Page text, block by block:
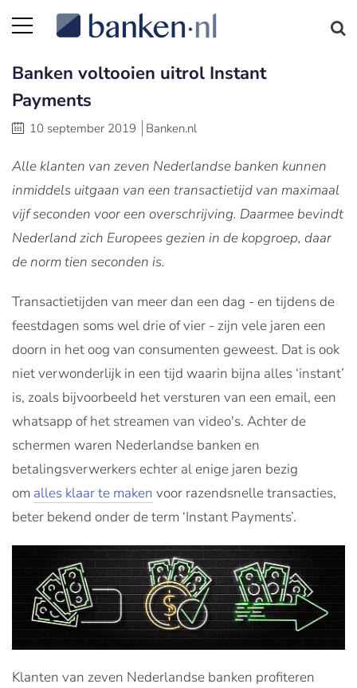
Banken voltooien uitrol Instant
Payments
10 september 2019 Banken.nl
Alle klanten van zeven Nederlandse banken kunnen
inmiddels uitgaan van een transactietijd van maximaal
vijf seconden voor een overschrijving. Daarmee bevindt
Nederland zich Europees gezien in de kopgroep, daar
de norm tien seconden is.
Transactietijden van meer dan een dag - en tijdens de
feestdagen soms wel drie of vier - zijn vele jaren een
doorn in het oog van consumenten geweest. Dat is ook
niet verwonderlijk in een tijd waarin bijna alles ‘instant’
is, zoals bijvoorbeeld het versturen van een email, een
whatsapp of het streamen van video's. Achter de
schermen waren Nederlandse banken en
betalingsverwerkers echter al enige jaren bezig
om alles klaar te maken voor razendsnelle transacties,
beter bekend onder de term ‘Instant Payments’.
Klanten van zeven Nederlandse banken profiteren